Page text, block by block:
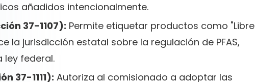
añadidos intencionalmente.
37-1107): Permite etiquetar productos como "Libre
la jurisdicción estatal sobre la regulación de PFAS,
ley federal.
37-1111): Autoriza al comisionado a adoptar las